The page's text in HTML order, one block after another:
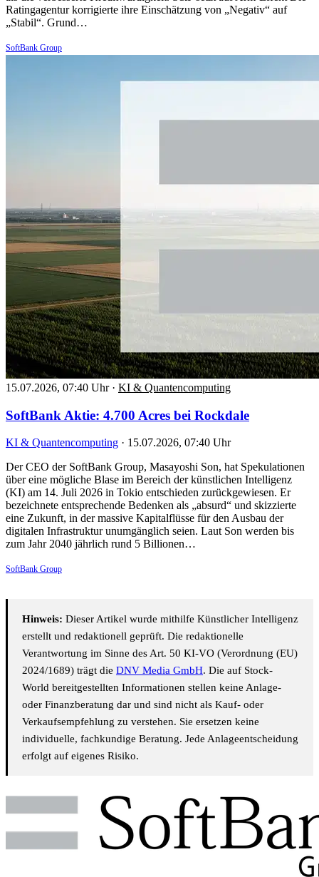
Ratingagentur korrigierte ihre Einschätzung von „Negativ“ auf
„Stabil“. Grund…
SoftBank Group
15.07.2026, 07:40 Uhr · KI & Quantencomputing
SoftBank Aktie: 4.700 Acres bei Rockdale
KI & Quantencomputing · 15.07.2026, 07:40 Uhr
Der CEO der SoftBank Group, Masayoshi Son, hat Spekulationen
über eine mögliche Blase im Bereich der künstlichen Intelligenz
(KI) am 14. Juli 2026 in Tokio entschieden zurückgewiesen. Er
bezeichnete entsprechende Bedenken als „absurd“ und skizzierte
eine Zukunft, in der massive Kapitalflüsse für den Ausbau der
digitalen Infrastruktur unumgänglich seien. Laut Son werden bis
zum Jahr 2040 jährlich rund 5 Billionen…
SoftBank Group
Hinweis: Dieser Artikel wurde mithilfe Künstlicher Intelligenz
erstellt und redaktionell geprüft. Die redaktionelle
Verantwortung im Sinne des Art. 50 KI-VO (Verordnung (EU)
2024/1689) trägt die DNV Media GmbH. Die auf Stock-
World bereitgestellten Informationen stellen keine Anlage-
oder Finanzberatung dar und sind nicht als Kauf- oder
Verkaufsempfehlung zu verstehen. Sie ersetzen keine
individuelle, fachkundige Beratung. Jede Anlageentscheidung
erfolgt auf eigenes Risiko.